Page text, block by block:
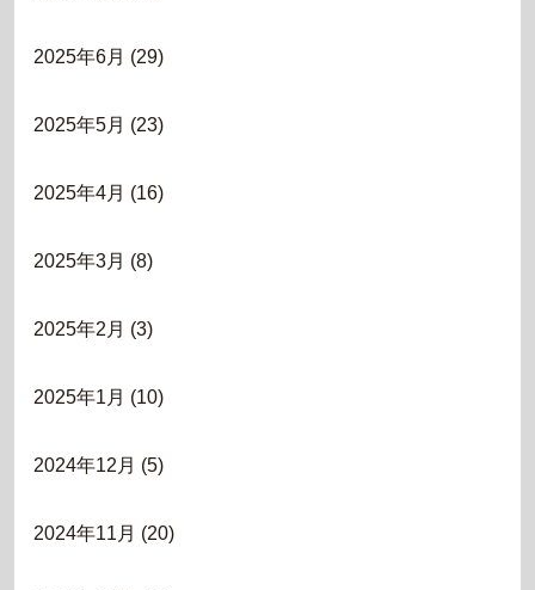
2025年6月 (29)
2025年5月 (23)
2025年4月 (16)
2025年3月 (8)
2025年2月 (3)
2025年1月 (10)
2024年12月 (5)
2024年11月 (20)